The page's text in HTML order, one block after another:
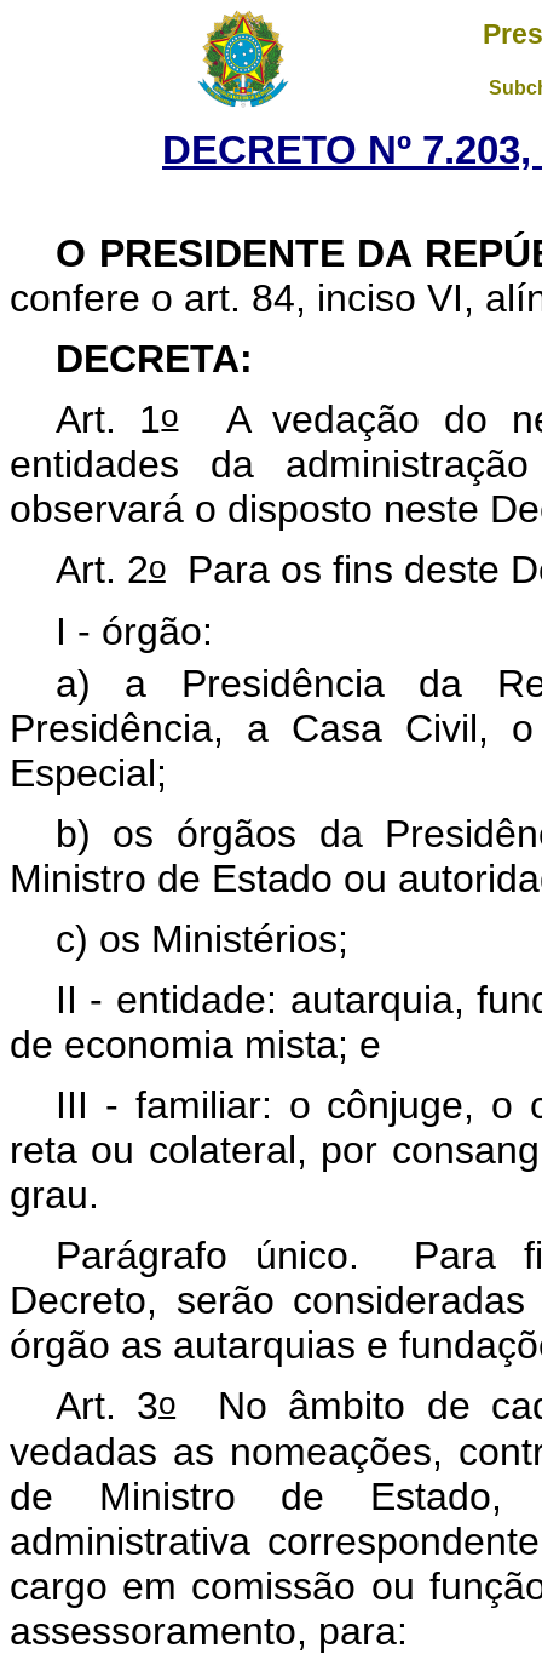
DECRETO Nº
O PRESIDENTE DA
confere o art. 84, inciso VI,
DECRETA:
Art. 1oA vedação do
entidades da
observará o disposto neste
Art. 2oPara os fins deste
I - órgão:
a) a Presidência da
Presidência, a Casa Civil,
Especial;
b) os órgãos da
Ministro de Estado ou
c) os Ministérios;
II - entidade: autarquia,
de economia mista; e
III - familiar: o cônjuge, o
reta ou colateral, por
grau.
Parágrafo único. Para
Decreto, serão
órgão as autarquias e
Art. 3oNo âmbito de
vedadas as nomeações,
de Ministro de Estado,
administrativa
cargo em comissão ou
assessoramento, para: